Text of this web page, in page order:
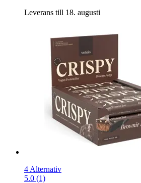
Leverans till 18. augusti
4 Alternativ
5.0 (1)